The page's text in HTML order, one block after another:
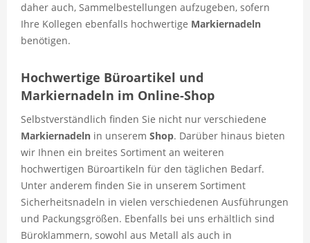
daher auch, Sammelbestellungen aufzugeben, sofern
Ihre Kollegen ebenfalls hochwertige Markiernadeln
benötigen.
Hochwertige Büroartikel und
Markiernadeln im Online-Shop
Selbstverständlich finden Sie nicht nur verschiedene
Markiernadeln in unserem Shop. Darüber hinaus bieten
wir Ihnen ein breites Sortiment an weiteren
hochwertigen Büroartikeln für den täglichen Bedarf.
Unter anderem finden Sie in unserem Sortiment
Sicherheitsnadeln in vielen verschiedenen Ausführungen
und Packungsgrößen. Ebenfalls bei uns erhältlich sind
Büroklammern, sowohl aus Metall als auch in